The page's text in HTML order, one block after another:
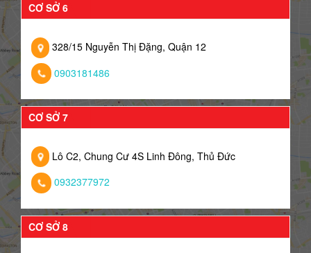
CƠ SỞ 6
328/15 Nguyễn Thị Đặng, Quận 12
0903181486
CƠ SỞ 7
Lô C2, Chung Cư 4S Linh Đông, Thủ Đức
0932377972
CƠ SỞ 8